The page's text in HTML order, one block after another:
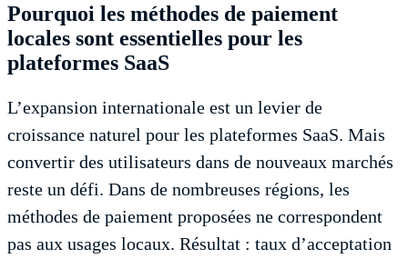
Pourquoi les méthodes de paiement
locales sont essentielles pour les
plateformes SaaS
L’expansion internationale est un levier de
croissance naturel pour les plateformes SaaS. Mais
convertir des utilisateurs dans de nouveaux marchés
reste un défi. Dans de nombreuses régions, les
méthodes de paiement proposées ne correspondent
pas aux usages locaux. Résultat : taux d’acceptation